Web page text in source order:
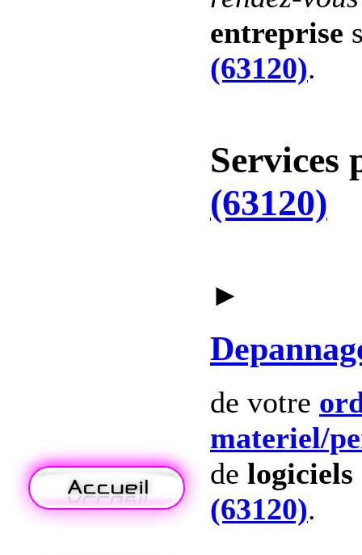
entreprise
(63120).
Services
(63120)
►
de votre
materiel/
de logiciels
(63120).